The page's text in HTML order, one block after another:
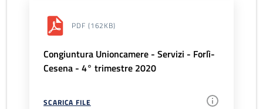
PDF (162KB)
Congiuntura Unioncamere - Servizi - Forlì-
Cesena - 4° trimestre 2020
SCARICA FILE